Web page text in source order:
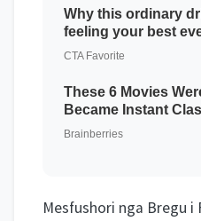
Mesfushori nga Bregu